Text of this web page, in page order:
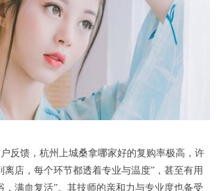
馈，杭州上城桑拿哪家好的复购率极高，许
离店，每个环节都透着专业与温度”，甚至有用
，满血复活”。其技师的亲和力与专业度也备受